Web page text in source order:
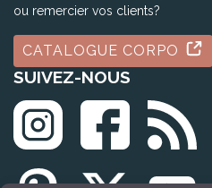
ou remercier vos clients?
CATALOGUE CORPO
SUIVEZ-NOUS